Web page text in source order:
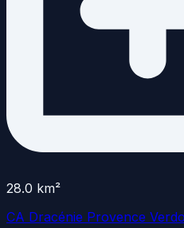
28.0 km²
CA Dracénie Provence